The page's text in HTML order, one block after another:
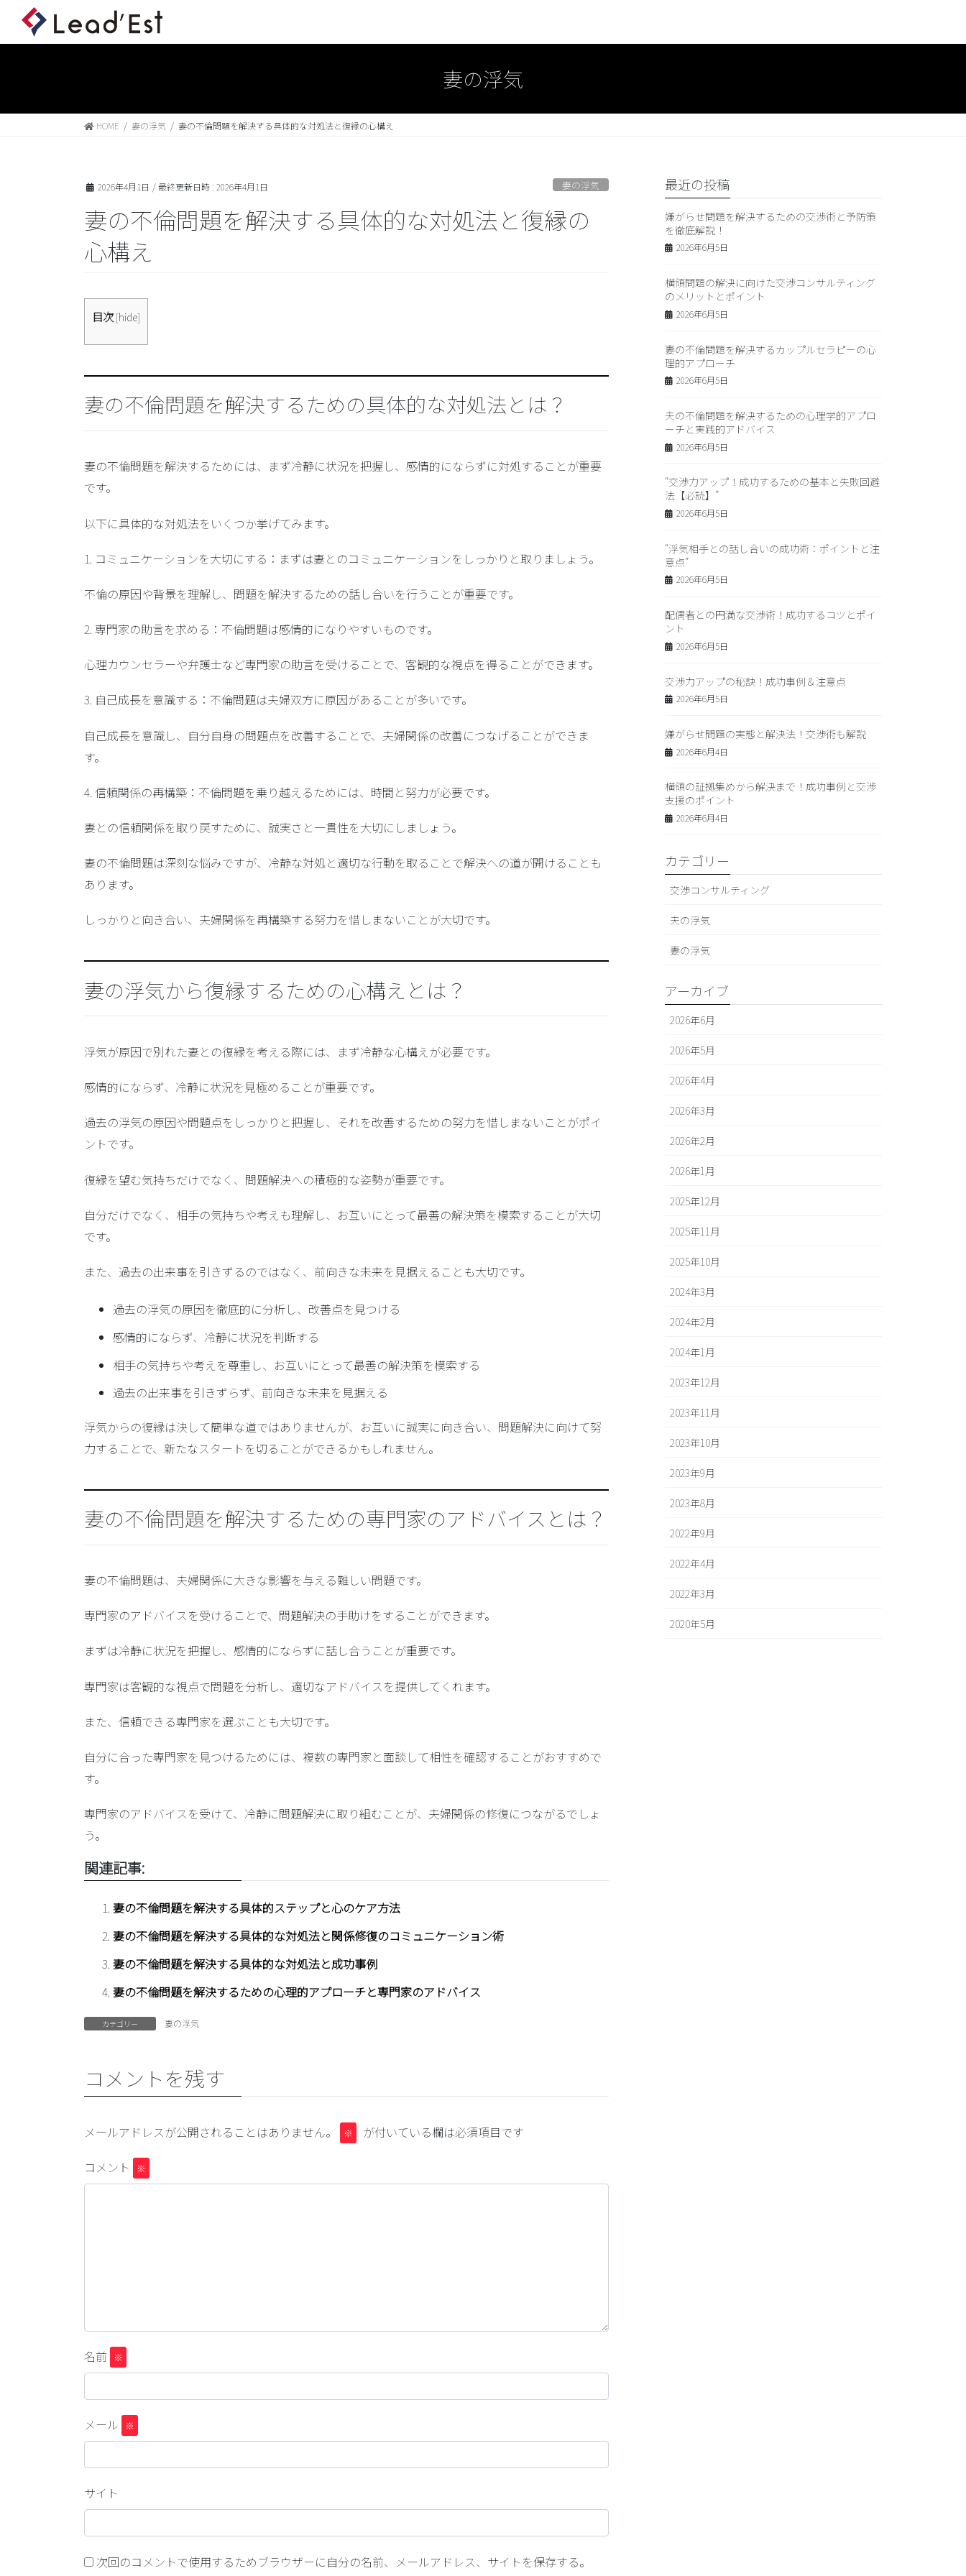
妻の浮気
HOME 妻の浮気 妻の不倫問題を解決する具体的な対処法と復縁の心構え
2026年4月1日 / 最終更新日時 : 2026年4月1日 妻の浮気
妻の不倫問題を解決する具体的な対処法と復縁の
心構え
目次 [hide]
妻の不倫問題を解決するための具体的な対処法とは？
妻の不倫問題を解決するためには、まず冷静に状況を把握し、感情的にならずに対処することが重要
です。
以下に具体的な対処法をいくつか挙げてみます。
1. コミュニケーションを大切にする ：まずは妻とのコミュニケーションをしっかりと取りましょう。
不倫の原因や背景を理解し、問題を解決するための話し合いを行うことが重要です。
2. 専門家の助言を求める ：不倫問題は感情的になりやすいものです。
心理カウンセラーや弁護士など専門家の助言を受けることで、客観的な視点を得ることができます。
3. 自己成長を意識する ：不倫問題は夫婦双方に原因があることが多いです。
自己成長を意識し、自分自身の問題点を改善することで、夫婦関係の改善につなげることができま
す。
4. 信頼関係の再構築 ：不倫問題を乗り越えるためには、時間と努力が必要です。
妻との信頼関係を取り戻すために、誠実さと一貫性を大切にしましょう。
妻の不倫問題は深刻な悩みですが、冷静な対処と適切な行動を取ることで解決への道が開けることも
あります。
しっかりと向き合い、夫婦関係を再構築する努力を惜しまないことが大切です。
妻の浮気から復縁するための心構えとは？
浮気が原因で別れた妻との復縁を考える際には、まず冷静な心構えが必要です。
感情的にならず、冷静に状況を見極めることが重要です。
過去の浮気の原因や問題点をしっかりと把握し、それを改善するための努力を惜しまないことがポイ
ントです。
復縁を望む気持ちだけでなく、問題解決への積極的な姿勢が重要です。
自分だけでなく、相手の気持ちや考えも理解し、お互いにとって最善の解決策を模索することが大切
です。
また、過去の出来事を引きずるのではなく、前向きな未来を見据えることも大切です。
過去の浮気の原因を徹底的に分析し、改善点を見つける
感情的にならず、冷静に状況を判断する
相手の気持ちや考えを尊重し、お互いにとって最善の解決策を模索する
過去の出来事を引きずらず、前向きな未来を見据える
浮気からの復縁は決して簡単な道ではありませんが、お互いに誠実に向き合い、問題解決に向けて努
力することで、新たなスタートを切ることができるかもしれません。
妻の不倫問題を解決するための専門家のアドバイスとは？
妻の不倫問題は、夫婦関係に大きな影響を与える難しい問題です。
専門家のアドバイスを受けることで、問題解決の手助けをすることができます。
まずは冷静に状況を把握し、感情的にならずに話し合うことが重要です。
専門家は客観的な視点で問題を分析し、適切なアドバイスを提供してくれます。
また、信頼できる専門家を選ぶことも大切です。
自分に合った専門家を見つけるためには、複数の専門家と面談して相性を確認することがおすすめで
す。
専門家のアドバイスを受けて、冷静に問題解決に取り組むことが、夫婦関係の修復につながるでしょ
う。
関連記事:
妻の不倫問題を解決する具体的ステップと心のケア方法
妻の不倫問題を解決する具体的な対処法と関係修復のコミュニケーション術
妻の不倫問題を解決する具体的な対処法と成功事例
妻の不倫問題を解決するための心理的アプローチと専門家のアドバイス
カテゴリー 妻の浮気
コメントを残す
メールアドレスが公開されることはありません。 ※ が付いている欄は必須項目です
コメント ※
名前 ※
メール ※
サイト
次回のコメントで使用するためブラウザーに自分の名前、メールアドレス、サイトを保存する。
最近の投稿
嫌がらせ問題を解決するための交渉術と予防策
を徹底解説！
2026年6月5日
横領問題の解決に向けた交渉コンサルティング
のメリットとポイント
2026年6月5日
妻の不倫問題を解決するカップルセラピーの心
理的アプローチ
2026年6月5日
夫の不倫問題を解決するための心理学的アプロ
ーチと実践的アドバイス
2026年6月5日
“交渉力アップ！成功するための基本と失敗回避
法【必読】”
2026年6月5日
“浮気相手との話し合いの成功術：ポイントと注
意点”
2026年6月5日
配偶者との円満な交渉術！成功するコツとポイ
ント
2026年6月5日
交渉力アップの秘訣！成功事例＆注意点
2026年6月5日
嫌がらせ問題の実態と解決法！交渉術も解説
2026年6月4日
横領の証拠集めから解決まで！成功事例と交渉
支援のポイント
2026年6月4日
カテゴリー
交渉コンサルティング
夫の浮気
妻の浮気
アーカイブ
2026年6月
2026年5月
2026年4月
2026年3月
2026年2月
2026年1月
2025年12月
2025年11月
2025年10月
2024年3月
2024年2月
2024年1月
2023年12月
2023年11月
2023年10月
2023年9月
2023年8月
2022年9月
2022年4月
2022年3月
2020年5月